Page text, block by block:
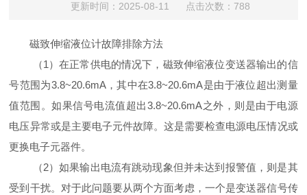
更新时间：2025-08-11 点击次数：788
磁致伸缩液位计故障排除方法
（1）在正常供电的情况下，磁致伸缩液位变送器输出的信
号范围为3.8~20.6mA，其中在3.8~20.6mA是由于液位超出测量
值范围。如果信号电流值超出3.8~20.6mA之外，则是由于电源
电压异常或是主要电子元件故障。这是需要检查电源电压情况或
更换电子元器件。
（2）如果输出电流有跳动现象但并未达到报警值，则是其
受到干扰。对于此问题要从两个方面考虑，一个是变送器信号传